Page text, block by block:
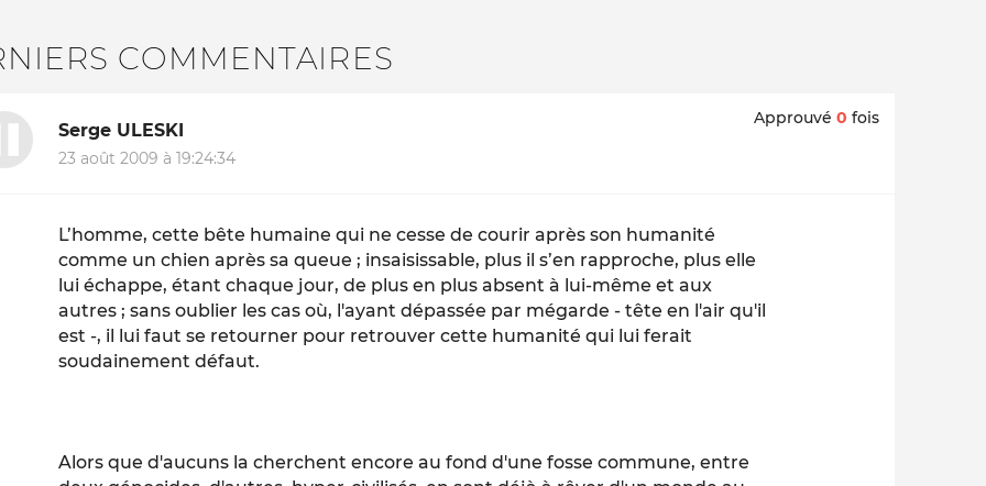
COMMENTAIRES
Serge ULESKI
23 août 2009 à 19:24:34
Approuvé 0 fois
L’homme, cette bête humaine qui ne cesse de courir après son humanité
comme un chien après sa queue ; insaisissable, plus il s’en rapproche, plus elle
lui échappe, étant chaque jour, de plus en plus absent à lui-même et aux
autres ; sans oublier les cas où, l'ayant dépassée par mégarde - tête en l'air qu'il
est -, il lui faut se retourner pour retrouver cette humanité qui lui ferait
soudainement défaut.
Alors que d'aucuns la cherchent encore au fond d'une fosse commune, entre